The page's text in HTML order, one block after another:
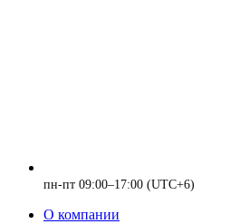
пн-пт 09:00–17:00 (UTC+6)
О компании